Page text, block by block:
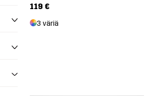
119 €
3 väriä